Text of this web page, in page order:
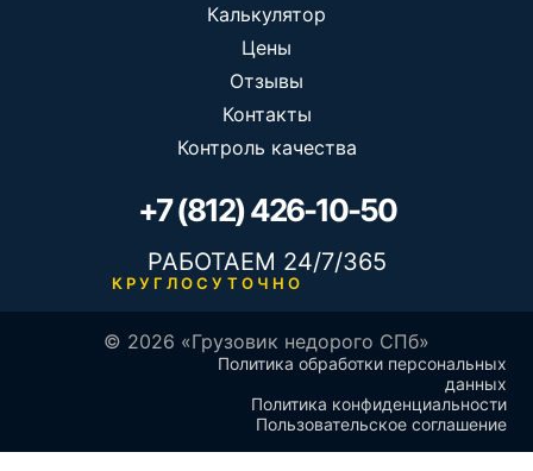
Калькулятор
Цены
Отзывы
Контакты
Контроль качества
+7 (812) 426-10-50
РАБОТАЕМ 24/7/365
КРУГЛОСУТОЧНО
© 2026 «Грузовик недорого СПб»
Политика обработки персональных
данных
Политика конфиденциальности
Пользовательское соглашение